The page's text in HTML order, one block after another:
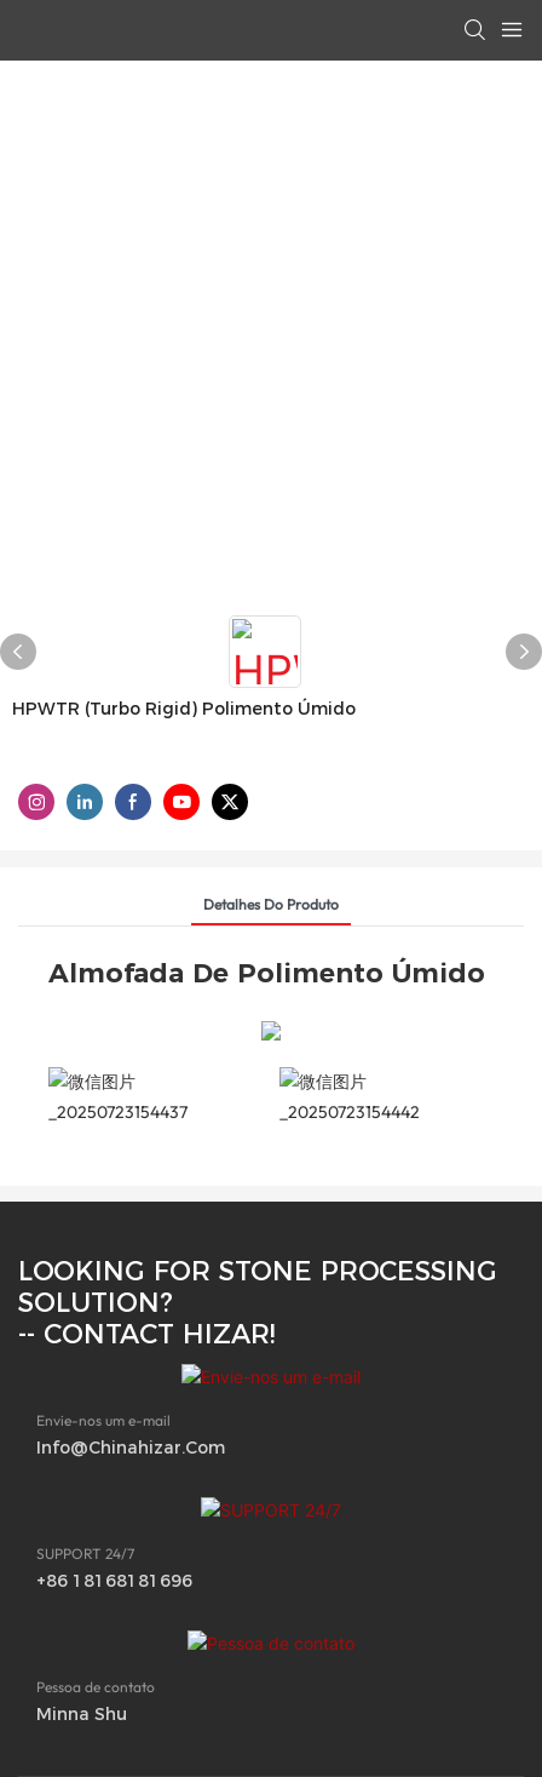
HPWTR (Turbo Rigid) Polimento Úmido
Detalhes Do Produto
Almofada De Polimento Úmido
LOOKING FOR STONE PROCESSING
SOLUTION?
-- CONTACT HIZAR!
Envie-nos um e-mail
Info@chinahizar.com
SUPPORT 24/7
+86 18168181696
Pessoa de contato
Minna Shu